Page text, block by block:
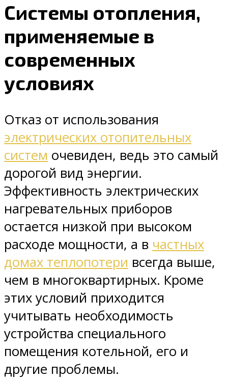
Системы отопления,
применяемые в
современных
условиях
Отказ от использования
электрических отопительных
систем очевиден, ведь это самый
дорогой вид энергии.
Эффективность электрических
нагревательных приборов
остается низкой при высоком
расходе мощности, а в частных
домах теплопотери всегда выше,
чем в многоквартирных. Кроме
этих условий приходится
учитывать необходимость
устройства специального
помещения котельной, его и
другие проблемы.